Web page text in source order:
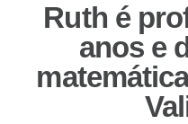
Ruth é
anos e